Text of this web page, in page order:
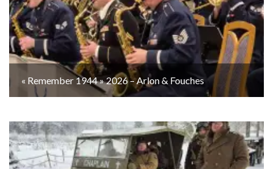
« Remember 1944 » 2026 – Arlon & Fouches